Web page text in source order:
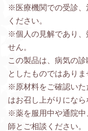
※医療機関での受診、
ください。
※個人の見解であり、
せん。
この製品は、病気の
としたものではありま
※原材料をご確認いた
はお召し上がりになら
※薬を服用中や通院中
師とご相談ください。